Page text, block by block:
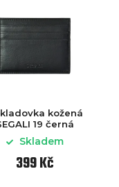
kožená
19 černá
Skladem
399 Kč